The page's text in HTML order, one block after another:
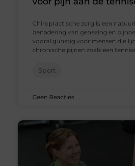
Chiropractische zorg is een
benadering van genezing en
vooral gunstig voor mensen die
chronische pijnen zoals een
Sport
Geen Reacties